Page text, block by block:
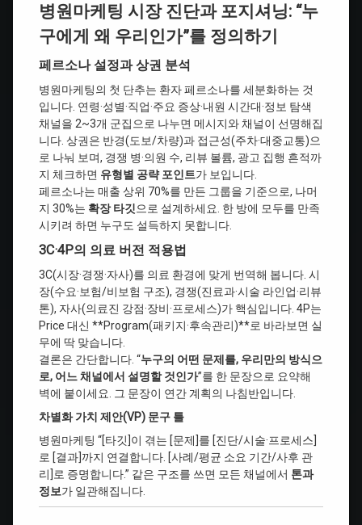
병원마케팅 시장 진단과 포지셔닝: “누
구에게 왜 우리인가”를 정의하기
페르소나 설정과 상권 분석
병원마케팅의 첫 단추는 환자 페르소나를 세분화하는 것
입니다. 연령·성별·직업·주요 증상·내원 시간대·정보 탐색
채널을 2~3개 군집으로 나누면 메시지와 채널이 선명해집
니다. 상권은 반경(도보/차량)과 접근성(주차·대중교통)으
로 나눠 보며, 경쟁 병·의원 수, 리뷰 볼륨, 광고 집행 흔적까
지 체크하면 유형별 공략 포인트가 보입니다.
페르소나는 매출 상위 70%를 만든 그룹을 기준으로, 나머
지 30%는 확장 타깃으로 설계하세요. 한 방에 모두를 만족
시키려 하면 누구도 설득하지 못합니다.
3C·4P의 의료 버전 적용법
3C(시장·경쟁·자사)를 의료 환경에 맞게 번역해 봅니다. 시
장(수요·보험/비보험 구조), 경쟁(진료과·시술 라인업·리뷰
톤), 자사(의료진 강점·장비·프로세스)가 핵심입니다. 4P는
Price 대신 **Program(패키지·후속관리)**로 바라보면 실
무에 딱 맞습니다.
결론은 간단합니다. “누구의 어떤 문제를, 우리만의 방식으
로, 어느 채널에서 설명할 것인가”를 한 문장으로 요약해
벽에 붙이세요. 그 문장이 연간 계획의 나침반입니다.
차별화 가치 제안(VP) 문구 틀
병원마케팅 “[타깃]이 겪는 [문제]를 [진단/시술·프로세스]
로 [결과]까지 연결합니다. [사례/평균 소요 기간/사후 관
리]로 증명합니다.” 같은 구조를 쓰면 모든 채널에서 톤과
정보가 일관해집니다.